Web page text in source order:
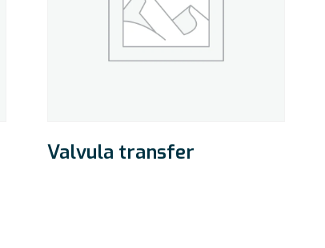
Valvula transfer